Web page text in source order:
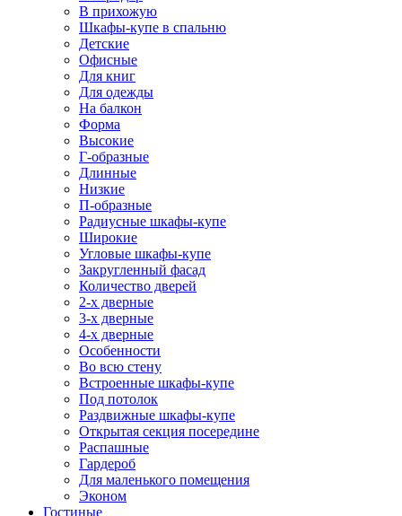
В прихожую
Шкафы-купе в спальню
Детские
Офисные
Для книг
Для одежды
На балкон
Форма
Высокие
Г-образные
Длинные
Низкие
П-образные
Радиусные шкафы-купе
Широкие
Угловые шкафы-купе
Закругленный фасад
Количество дверей
2-х дверные
3-х дверные
4-х дверные
Особенности
Во всю стену
Встроенные шкафы-купе
Под потолок
Раздвижные шкафы-купе
Открытая секция посередине
Распашные
Гардероб
Для маленького помещения
Эконом
Гостиные